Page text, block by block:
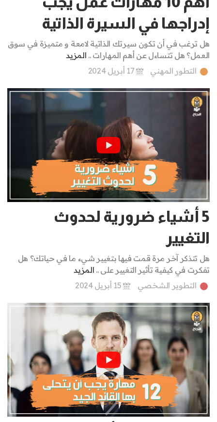
إدراجها في السيرة الذاتية
هل ترغب في أن تكون سيرتك الذاتية لامعة و متميزة في سوق
العمل؟ هل تتساءل عن أهم المهارات .. المزيد
التطور المهني
17 أبريل 2024
5 أشياء ضرورية لحدوث
التغيير
هل تتذكر آخر مرة قمت فيها بتغيير شيء ما في حياتك؟ هل
تفكرت في كيفية تأثير التغيير على .. المزيد
التطوير الشخصي
15 أبريل 2024